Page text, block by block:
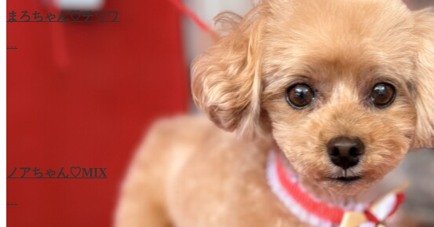
まろちゃん♡チワワ
ノアちゃん♡‬MIX